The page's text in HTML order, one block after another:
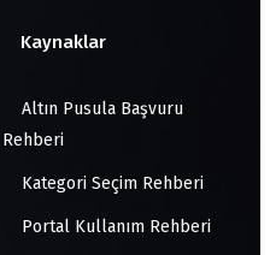
Kaynaklar
Altın Pusula Başvuru
Rehberi
Kategori Seçim Rehberi
Portal Kullanım Rehberi